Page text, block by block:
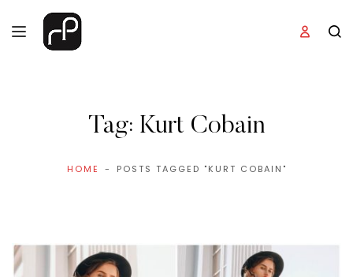
Tag: Kurt Cobain
HOME POSTS TAGGED "KURT COBAIN"